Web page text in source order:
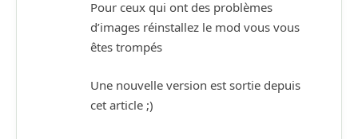
Pour ceux qui ont des problèmes
d’images réinstallez le mod vous vous
êtes trompés
Une nouvelle version est sortie depuis
cet article ;)